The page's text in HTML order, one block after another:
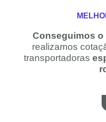
Conseguimos
realizamos
transportadoras